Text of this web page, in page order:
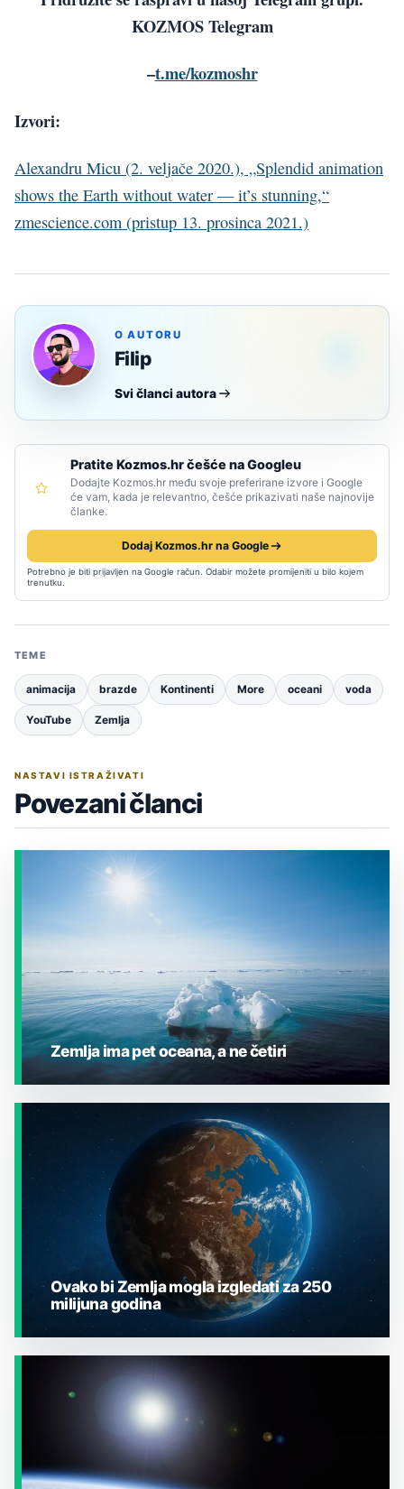
KOZMOS Telegram
–t.me/kozmoshr
Izvori:
Alexandru Micu (2. veljače 2020.), „Splendid animation
shows the Earth without water — it’s stunning,“
zmescience.com (pristup 13. prosinca 2021.)
O AUTORU
Filip
Svi članci autora
Pratite Kozmos.hr češće na Googleu
Dodajte Kozmos.hr među svoje preferirane izvore i Google
će vam, kada je relevantno, češće prikazivati naše najnovije
članke.
Dodaj Kozmos.hr na Google
Potrebno je biti prijavljen na Google račun. Odabir možete promijeniti u bilo kojem
trenutku.
TEME
animacija brazde Kontinenti More oceani voda
YouTube Zemlja
NASTAVI ISTRAŽIVATI
Povezani članci
Zemlja ima pet oceana, a ne četiri
JESTE LI ZNALI?
Ovako bi Zemlja mogla izgledati za 250
milijuna godina